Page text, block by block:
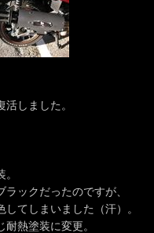
しました。
ックだったのですが、
てしまいました（汗）。
熱塗装に変更。